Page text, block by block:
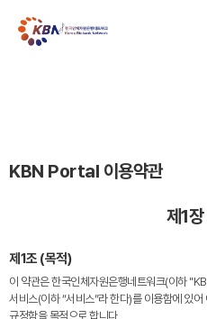
KBN Portal 이용약관
제1
제1조 (목적)
이 약관은 한국인체자원은행네트워크(이하
서비스(이하 “서비스”라 한다)를 이용함에 있
규정함을 목적으로 합니다.